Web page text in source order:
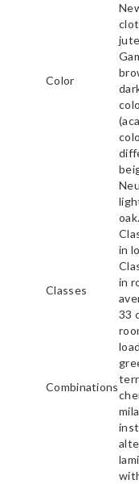
Color
oak.
Classes
in
in
33
Combinations